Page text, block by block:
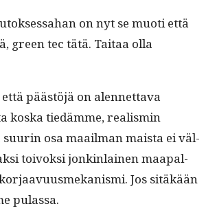
on nyt se muoti että
green tec tätä. Taitaa olla
päästöjä on alen­net­ta­va
kos­ka tiedämme, real­is­min
suurin osa maail­man maista ei väl­
toi­vok­si jonkin­lainen maa­pal­
Jos sitäkään
pulassa.